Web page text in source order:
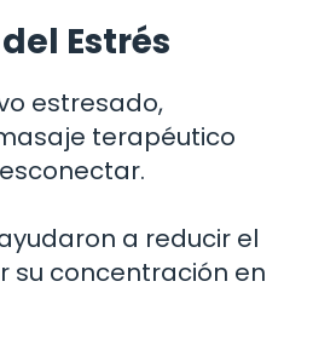
Estrés
estresado,
terapéutico
a reducir el
su concentración en